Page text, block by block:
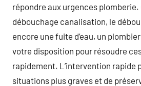
répondre aux urgences plomberie.
débouchage canalisation, le
encore une fuite d’eau, un
votre disposition pour résoudre
rapidement. L’intervention rapide
situations plus graves et de